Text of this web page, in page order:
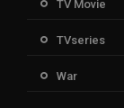
TV Movie
TVseries
War